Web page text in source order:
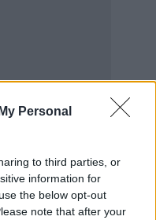
Personal
to third parties, or
information for
the below opt-out
note that after your